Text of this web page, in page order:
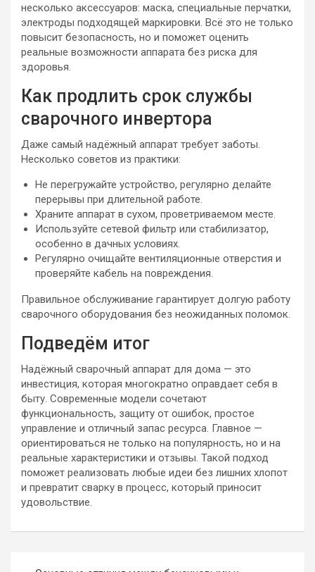
несколько аксессуаров: маска, специальные перчатки,
электроды подходящей маркировки. Всё это не только
повысит безопасность, но и поможет оценить
реальные возможности аппарата без риска для
здоровья.
Как продлить срок службы
сварочного инвертора
Даже самый надёжный аппарат требует заботы.
Несколько советов из практики:
Не перегружайте устройство, регулярно делайте
перерывы при длительной работе.
Храните аппарат в сухом, проветриваемом месте.
Используйте сетевой фильтр или стабилизатор,
особенно в дачных условиях.
Регулярно очищайте вентиляционные отверстия и
проверяйте кабель на повреждения.
Правильное обслуживание гарантирует долгую работу
сварочного оборудования без неожиданных поломок.
Подведём итог
Надёжный сварочный аппарат для дома — это
инвестиция, которая многократно оправдает себя в
быту. Современные модели сочетают
функциональность, защиту от ошибок, простое
управление и отличный запас ресурса. Главное —
ориентироваться не только на популярность, но и на
реальные характеристики и отзывы. Такой подход
поможет реализовать любые идеи без лишних хлопот
и превратит сварку в процесс, который приносит
удовольствие.